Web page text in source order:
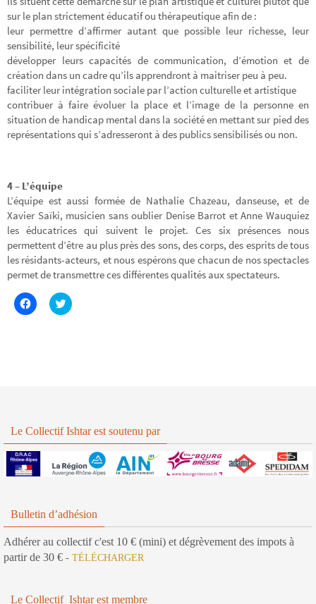
sur le plan strictement éducatif ou thérapeutique afin de :
leur permettre d’affirmer autant que possible leur richesse, leur
sensibilité, leur spécificité
développer leurs capacités de communication, d’émotion et de
création dans un cadre qu’ils apprendront à maitriser peu à peu.
faciliter leur intégration sociale par l’action culturelle et artistique
contribuer à faire évoluer la place et l’image de la personne en
situation de handicap mental dans la société en mettant sur pied des
représentations qui s’adresseront à des publics sensibilisés ou non.
4 – L’équipe
L’équipe est aussi formée de Nathalie Chazeau, danseuse, et de
Xavier Saïki, musicien sans oublier Denise Barrot et Anne Wauquiez
les éducatrices qui suivent le projet. Ces six présences nous
permettent d’être au plus près des sons, des corps, des esprits de tous
les résidants-acteurs, et nous espérons que chacun de nos spectacles
permet de transmettre ces différentes qualités aux spectateurs.
C
l
t
g
e
r
s
a
c
e
b
o
o
u
C
l
t
r
s
w
i
t
t
e
r
v
Le Collectif Ishtar est soutenu par
Bulletin d’adhésion
Adhérer au collectif c'est 10 € (mini) et dégrèvement des impots à
partir de 30 € - TÉLÉCHARGER
Le Collectif Ishtar est membre